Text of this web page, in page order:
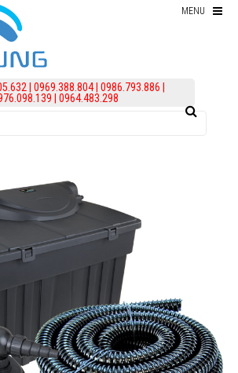
MENU
0969.388.804| 0986.793.886
0964.483.298
Thiết bị hồ Koi
Thức ăn cho cá koi
Vi Sinh Hồ Koi
assign('article_categories',
article_categories_tree('0')); ?>
Làm lọc hồ koi
KIẾN THỨC
HỖ TRỢ
Giới thiệu